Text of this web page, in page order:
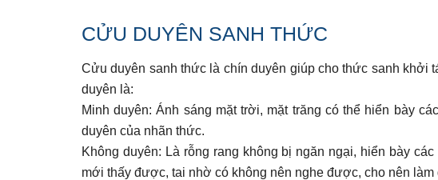
CỬU DUYÊN SANH THỨC
Cửu duyên sanh thức là chín duyên giúp cho thức sanh khởi
duyên là:
Minh duyên: Ánh sáng mặt trời, mặt trăng có thể hiển bày
duyên của nhãn thức.
Không duyên: Là rỗng rang không bị ngăn ngại, hiển bày
mới thấy được, tai nhờ có không nên nghe được, cho nên